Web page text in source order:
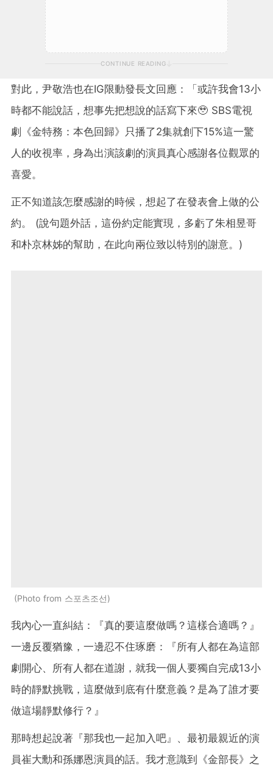
CONTINUE READING
對此，尹敬浩也在IG限動發長文回應：「或許我會13小
時都不能說話，想事先把想說的話寫下來🥹 SBS電視
劇《金特務：本色回歸》只播了2集就創下15%這一驚
人的收視率，身為出演該劇的演員真心感謝各位觀眾的
喜愛。
正不知道該怎麼感謝的時候，想起了在發表會上做的公
約。 (說句題外話，這份約定能實現，多虧了朱相昱哥
和朴京林姊的幫助，在此向兩位致以特別的謝意。)
Photo from 스포츠조선
我內心一直糾結：『真的要這麼做嗎？這樣合適嗎？』
一邊反覆猶豫，一邊忍不住琢磨：『所有人都在為這部
劇開心、所有人都在道謝，就我一個人要獨自完成13小
時的靜默挑戰，這麼做到底有什麼意義？是為了誰才要
做這場靜默修行？』
那時想起說著『那我也一起加入吧』、最初最親近的演
員崔大勳和孫娜恩演員的話。我才意識到《金部長》之